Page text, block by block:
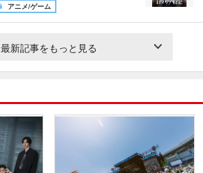
アニメ/ゲーム
最新記事をもっと見る